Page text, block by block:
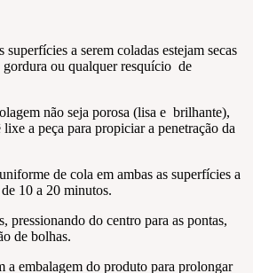
a serem coladas estejam secas
ou qualquer resquício de
não seja porosa (lisa e brilhante),
a peça para propiciar a penetração da
de cola em ambas as superfícies a
10 a 20 minutos.
pressionando do centro para as pontas,
de bolhas.
a embalagem do produto para prolongar